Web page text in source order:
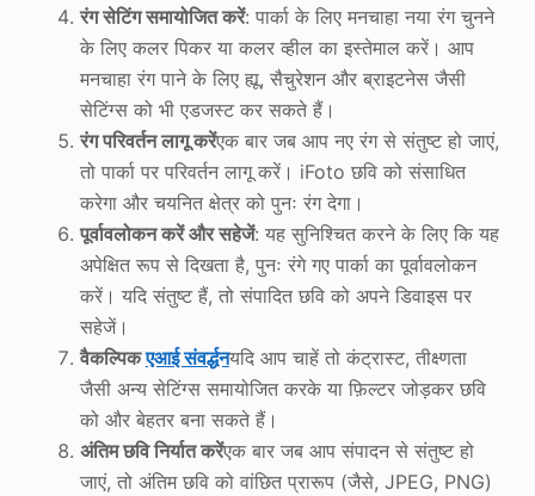
रंग सेटिंग समायोजित करें: पार्का के लिए मनचाहा नया रंग चुनने
के लिए कलर पिकर या कलर व्हील का इस्तेमाल करें। आप
मनचाहा रंग पाने के लिए ह्यू, सैचुरेशन और ब्राइटनेस जैसी
सेटिंग्स को भी एडजस्ट कर सकते हैं।
रंग परिवर्तन लागू करेंएक बार जब आप नए रंग से संतुष्ट हो जाएं,
तो पार्का पर परिवर्तन लागू करें। iFoto छवि को संसाधित
करेगा और चयनित क्षेत्र को पुनः रंग देगा।
पूर्वावलोकन करें और सहेजें: यह सुनिश्चित करने के लिए कि यह
अपेक्षित रूप से दिखता है, पुनः रंगे गए पार्का का पूर्वावलोकन
करें। यदि संतुष्ट हैं, तो संपादित छवि को अपने डिवाइस पर
सहेजें।
वैकल्पिकएआई संवर्द्धनयदि आप चाहें तो कंट्रास्ट, तीक्ष्णता
जैसी अन्य सेटिंग्स समायोजित करके या फ़िल्टर जोड़कर छवि
को और बेहतर बना सकते हैं।
अंतिम छवि निर्यात करेंएक बार जब आप संपादन से संतुष्ट हो
जाएं, तो अंतिम छवि को वांछित प्रारूप (जैसे, JPEG, PNG)